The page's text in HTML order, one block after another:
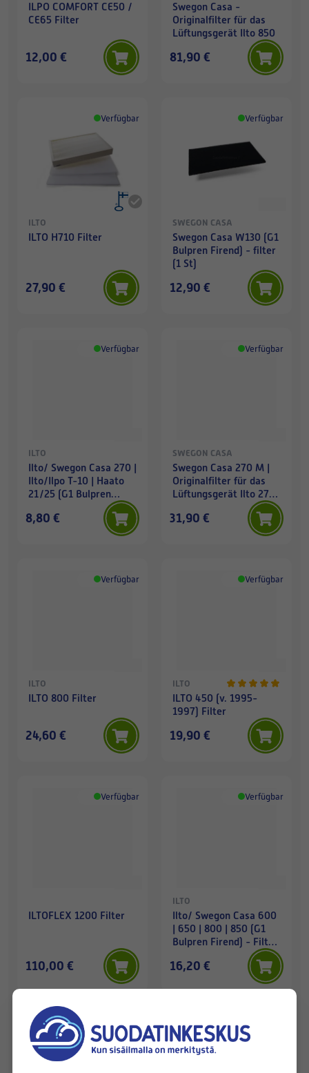
ILPO COMFORT CE50 /
CE65 Filter
12,00 €
Swegon Casa -
Originalfilter für das
Lüftungsgerät Ilto 850
81,90 €
Verfügbar
ILTO
ILTO H710 Filter
27,90 €
Verfügbar
SWEGON CASA
Swegon Casa W130 (G1
Bulpren Firend) - filter
(1 St)
12,90 €
Verfügbar
ILTO
Ilto/ Swegon Casa 270 |
Ilto/Ilpo T-10 | Haato
21/25 (G1 Bulpren
Firend) - Filter (1 St)
8,80 €
Verfügbar
SWEGON CASA
Swegon Casa 270 M |
Originalfilter für das
Lüftungsgerät Ilto 270
31,90 €
Verfügbar
ILTO
ILTO 800 Filter
24,60 €
Verfügbar
ILTO
ILTO 450 (v. 1995-
1997) Filter
19,90 €
Verfügbar
ILTOFLEX 1200 Filter
110,00 €
Verfügbar
ILTO
Ilto/ Swegon Casa 600
| 650 | 800 | 850 (G1
Bulpren Firend) - Filter
16,20 €
Verfügbar Verfügbar